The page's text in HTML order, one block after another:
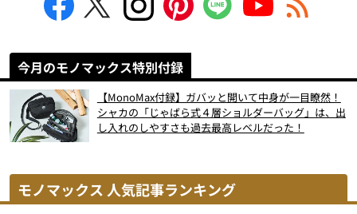
今月のモノマックス特別付録
【MonoMax付録】ガバッと開いて中身が一目瞭然！
シャカの「じゃばら式４層ショルダーバッグ」は、出
し入れのしやすさも過去最高レベルだった！
モノマックス 人気記事ランキング